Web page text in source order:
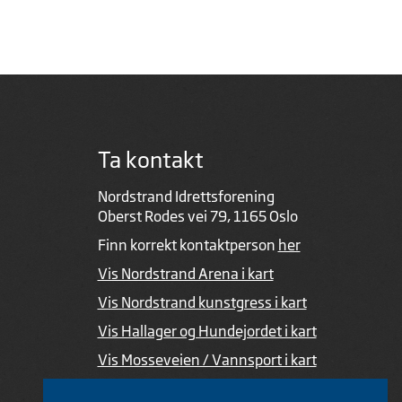
Ta kontakt
Nordstrand Idrettsforening
Oberst Rodes vei 79, 1165 Oslo
Finn korrekt kontaktperson her
Vis Nordstrand Arena i kart
Vis Nordstrand kunstgress i kart
Vis Hallager og Hundejordet i kart
Vis Mosseveien / Vannsport i kart